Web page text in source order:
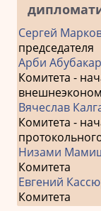
Сергей
председателя
Арби
Комитета -
Вячеслав
Комитета -
Низами
Комитета
Евгений
Комитета